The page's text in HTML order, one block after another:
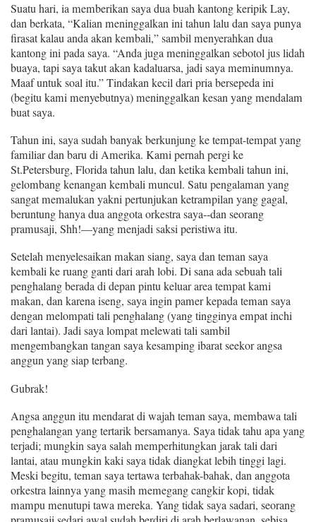
Suatu hari, ia memberikan saya dua buah kantong keripik Lay,
dan berkata, “Kalian meninggalkan ini tahun lalu dan saya punya
firasat kalau anda akan kembali,” sambil menyerahkan dua
kantong ini pada saya. “Anda juga meninggalkan sebotol jus lidah
buaya, tapi saya takut akan kadaluarsa, jadi saya meminumnya.
Maaf untuk soal itu.” Tindakan kecil dari pria bersepeda ini
(begitu kami menyebutnya) meninggalkan kesan yang mendalam
buat saya.
Tahun ini, saya sudah banyak berkunjung ke tempat-tempat yang
familiar dan baru di Amerika. Kami pernah pergi ke
St.Petersburg, Florida tahun lalu, dan ketika kembali tahun ini,
gelombang kenangan kembali muncul. Satu pengalaman yang
sangatmemalukan yaknipertunjukan ketrampilan yang gagal,
beruntunghanya dua anggota orkestra saya--dan seorang
pramusaji, Shh!—yang menjadi saksi peristiwa itu.
Setelah menyelesaikan makan siang, saya dan teman saya
kembali ke ruang ganti dari arah lobi. Disana ada sebuah tali
penghalang berada didepan pintu keluar area tempat kami
makan, dan karena iseng, saya ingin pamer kepada teman saya
dengan melompati tali penghalang (yang tingginya empat inchi
dari lantai). Jadi saya lompat melewati tali sambil
mengembangkan tangan saya kesamping ibarat seekor angsa
anggun yang siap terbang.
Gubrak!
Angsa anggun itu mendarat diwajah teman saya, membawa tali
penghalangan yang tertarik bersamanya. Saya tidak tahu apa yang
terjadi; mungkin saya salah memperhitungkan jarak tali dari
lantai, atau mungkin kaki saya tidak diangkat lebih tinggi lagi.
Meski begitu, teman saya tertawa terbahak-bahak, dan anggota
orkestra lainnya yang masih memegang cangkir kopi, tidak
mampu menutupi tawa mereka. Yang tidak saya sadari, seorang